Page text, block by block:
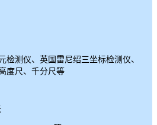
检测仪、英国雷尼绍三坐标检测仪、
度尺、千分尺等